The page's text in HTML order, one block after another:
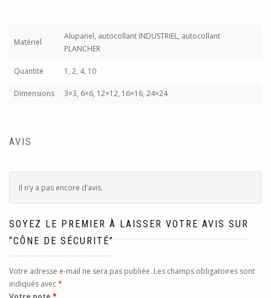
Matériel
Alupanel, autocollant INDUSTRIEL, autocollant
PLANCHER
Quantité 1, 2, 4, 10
Dimensions 3×3, 6×6, 12×12, 16×16, 24×24
AVIS
Il n’y a pas encore d’avis.
SOYEZ LE PREMIER À LAISSER VOTRE AVIS SUR
“CÔNE DE SÉCURITÉ”
Votre adresse e-mail ne sera pas publiée. Les champs obligatoires sont
indiqués avec*